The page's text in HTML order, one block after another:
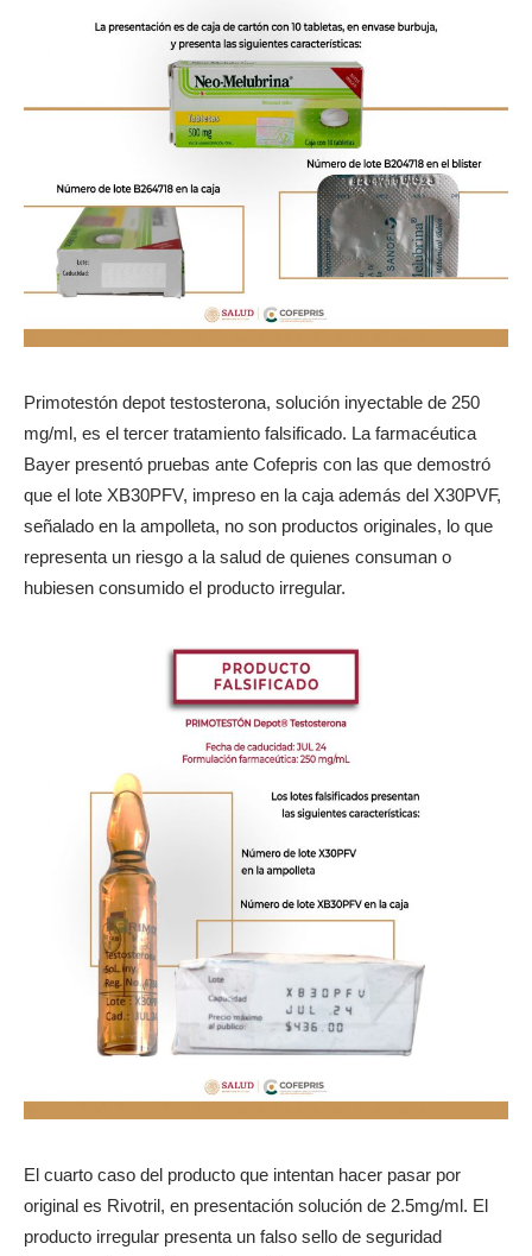
Primotestón depot testosterona, solución inyectable de 250
mg/ml, es el tercer tratamiento falsificado. La farmacéutica
Bayer presentó pruebas ante Cofepris con las que demostró
que el lote XB30PFV, impreso en la caja además del X30PVF,
señalado en la ampolleta, no son productos originales, lo que
representa un riesgo a la salud de quienes consuman o
hubiesen consumido el producto irregular.
El cuarto caso del producto que intentan hacer pasar por
original es Rivotril, en presentación solución de 2.5mg/ml. El
producto irregular presenta un falso sello de seguridad